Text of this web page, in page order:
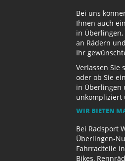
Bei uns
Ihnen auch
in
an Rädern
Ihr
Verlassen Sie
oder ob Sie
in Überlingen
unkompliziert
WIR BIETEN
Bei Radsport
Überlingen-
Fahrradteile
Bikes,